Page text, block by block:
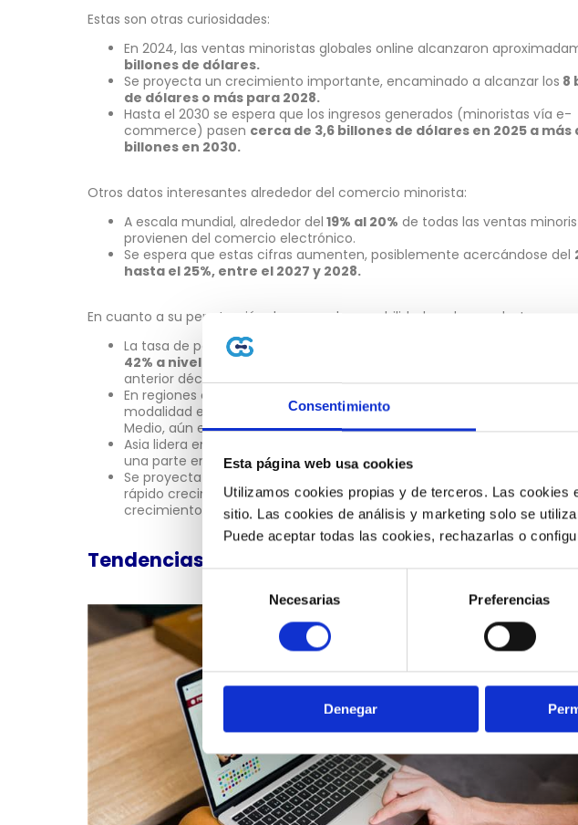
Consentimiento
Esta página web usa cookies
Utilizamos cookies propias y de terceros. Las
sitio. Las cookies de análisis y marketing solo se
Puede aceptar todas las cookies, rechazarlas o
consentimiento
Necesarias Preferencias
Denegar
Estas son otras curiosidades:
En 2024, las ventas minoristas globales online alcanzaron
billones de dólares.
Se proyecta un crecimiento importante, encaminado a alcanzar los 8
de dólares o más para 2028.
Hasta el 2030 se espera que los ingresos generados (minoristas vía e-
commerce) pasen cerca de 3,6 billones de dólares en 2025 a más
billones en 2030.
Otros datos interesantes alrededor del comercio minorista:
A escala mundial, alrededor del 19% al 20% de todas las ventas
provienen del comercio electrónico.
Se espera que estas cifras aumenten, posiblemente acercándose del
hasta el 25%, entre el 2027 y 2028.
En cuanto a su penetración de mercado y usabilidad, podemos destacar que:
La tasa de penetración del
42% a nivel mundial,
anterior década.
En regiones como Asia-Pacífico, Europa, Norte América, el uso de esta
modalidad es alto; en otras regiones como Latinoamérica, África y
Medio, aún es un mercado emergente.
Asia lidera en ingresos de comercios electrónicos; por ejemplo: China
una parte enorme del volumen global.
Se proyecta que algunas regiones emergentes serán de los mercados
rápido crecimiento, entre estos Turquía, que se considera como el
crecimiento más fuerte alto de lo esperado.
Tendencias de consumo